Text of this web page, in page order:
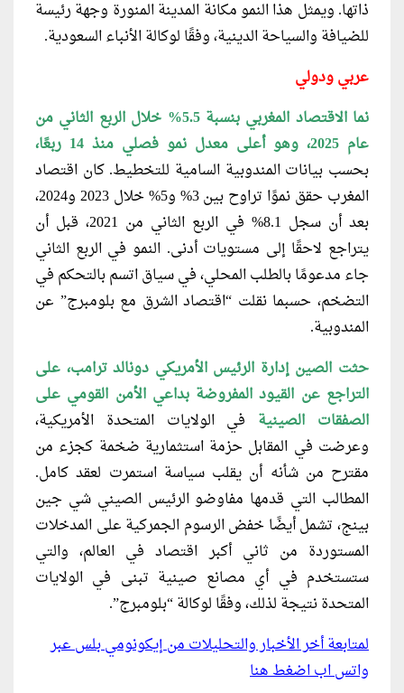
ذاتها. ويمثل هذا النمو مكانة المدينة المنورة وجهة رئيسة
للضيافة والسياحة الدينية، وفقًا لوكالة الأنباء السعودية.
عربي ودولي
نما الاقتصاد المغربي بنسبة 5.5% خلال
الربع الثاني من
عام 2025، وهو أعلى معدل نمو فصلي منذ 14 ربعًا،
بحسب بيانات المندوبية السامية للتخطيط. كان اقتصاد
المغرب حقق نموًا تراوح بين 3% و5% خلال 2023 و2024،
بعد أن سجل 8.1% في الربع الثاني من 2021، قبل أن
يتراجع لاحقًا إلى مستويات أدنى. النمو في الربع الثاني
جاء مدعومًا بالطلب المحلي، في سياق اتسم بالتحكم في
التضخم، حسبما نقلت “اقتصاد الشرق مع بلومبرج” عن
المندوبية.
حثت الصين إدارة الرئيس الأمريكي دونالدترامب، على
التراجع عن القيود المفروضة بداعي الأمن القومي على
الصفقات الصينية في الولايات المتحدة الأمريكية،
وعرضت في المقابل حزمة استثمارية ضخمة كجزء من
مقترح من شأنه أن يقلب سياسة استمرت لعقد كامل.
المطالب التي قدمها مفاوضو الرئيس الصيني شي جين
بينج، تشمل أيضًا خفض الرسوم الجمركية على المدخلات
المستوردة من ثاني أكبر اقتصاد في العالم، والتي
ستستخدم في أي مصانع صينية تبنى في الولايات
المتحدة نتيجة لذلك، وفقًا لوكالة “بلومبرج”.
لمتابعة أخر الأخبار والتحليلات من إيكونومي بلس عبر
واتس اب اضغط هنا